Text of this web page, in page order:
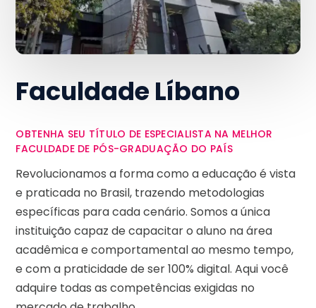
Faculdade Líbano
OBTENHA SEU TÍTULO DE ESPECIALISTA NA MELHOR
FACULDADE DE PÓS-GRADUAÇÃO DO PAÍS
Revolucionamos a forma como a educação é vista
e praticada no Brasil, trazendo metodologias
específicas para cada cenário. Somos a única
instituição capaz de capacitar o aluno na área
acadêmica e comportamental ao mesmo tempo,
e com a praticidade de ser 100% digital. Aqui você
adquire todas as competências exigidas no